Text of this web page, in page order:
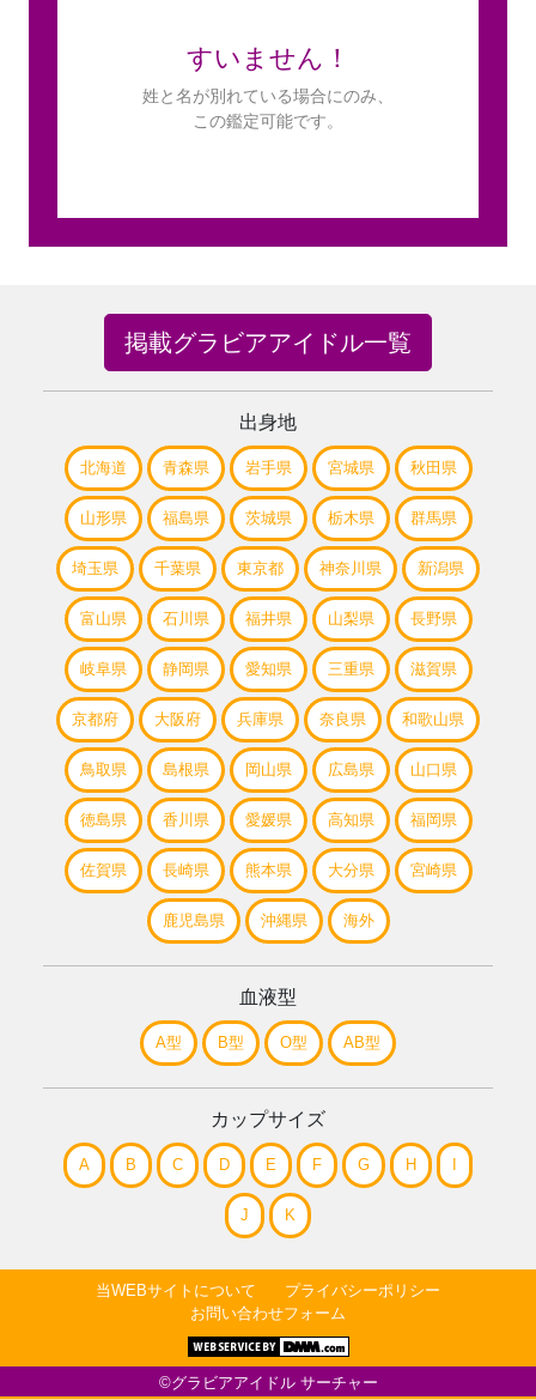
すいません！
姓と名が別れている場合にのみ、
この鑑定可能です。
掲載グラビアアイドル一覧
出身地
北海道 青森県 岩手県 宮城県 秋田県
山形県 福島県 茨城県 栃木県 群馬県
埼玉県 千葉県 東京都 神奈川県 新潟県
富山県 石川県 福井県 山梨県 長野県
岐阜県 静岡県 愛知県 三重県 滋賀県
京都府 大阪府 兵庫県 奈良県 和歌山県
鳥取県 島根県 岡山県 広島県 山口県
徳島県 香川県 愛媛県 高知県 福岡県
佐賀県 長崎県 熊本県 大分県 宮崎県
鹿児島県 沖縄県 海外
血液型
A型 B型 O型 AB型
カップサイズ
A B C D E F G H
J K
当WEBサイトについて
プライバシーポリシー
お問い合わせフォーム
©グラビアアイドル サーチャー